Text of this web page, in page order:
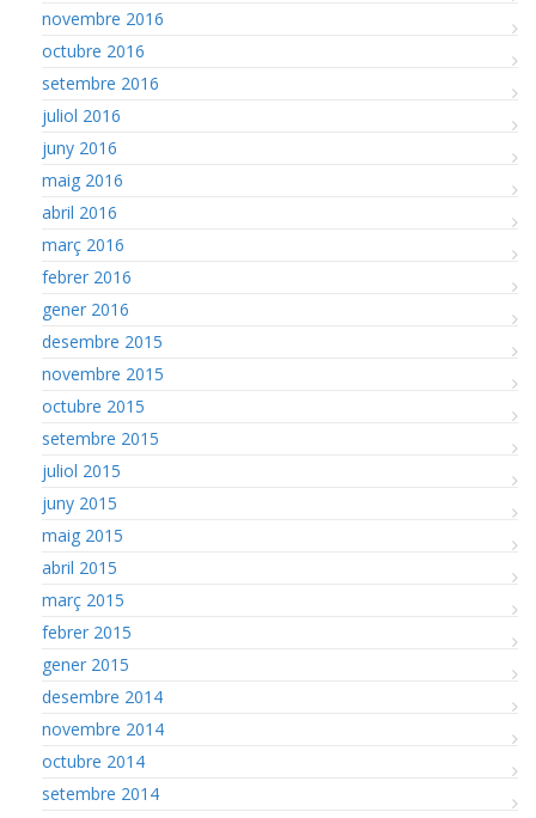
novembre 2016
octubre 2016
setembre 2016
juliol 2016
juny 2016
maig 2016
abril 2016
març 2016
febrer 2016
gener 2016
desembre 2015
novembre 2015
octubre 2015
setembre 2015
juliol 2015
juny 2015
maig 2015
abril 2015
març 2015
febrer 2015
gener 2015
desembre 2014
novembre 2014
octubre 2014
setembre 2014